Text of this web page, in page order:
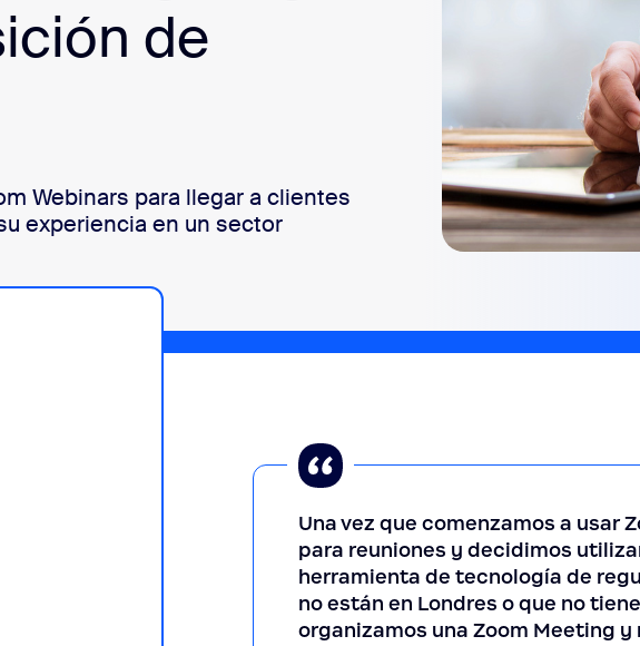
de
Webinars para llegar a clientes
experiencia en un sector
Una vez que comenzamos a usar
para reuniones y decidimos
herramienta de tecnología de
no están en Londres o que no
organizamos una Zoom Meeting